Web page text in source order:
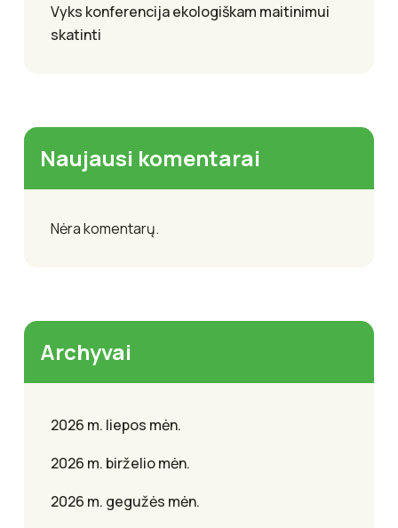
Vyks konferencija ekologiškam maitinimui
skatinti
Naujausi komentarai
Nėra komentarų.
Archyvai
2026 m. liepos mėn.
2026 m. birželio mėn.
2026 m. gegužės mėn.